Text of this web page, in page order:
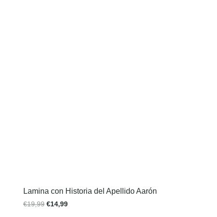
Lamina con Historia del Apellido Aarón
€19,99 €14,99